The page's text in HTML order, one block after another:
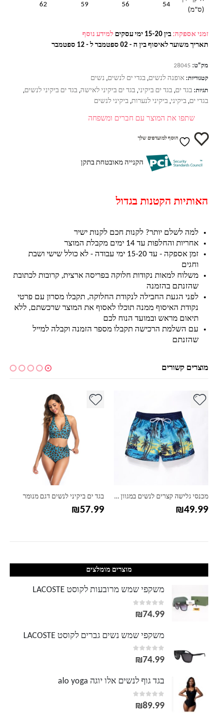
(ס"מ)
54
56
59
62
זמני אספקה: בין 15-20 ימי עסקים
למידע נוסף
תאריך משוער לאיסוף בין ה - 02 ספטמבר ל - 12 ספטמבר
מק"ט: 28045
קטגוריות: אופנה לנשים, בגדי ים לנשים, נשים
תגיות: בגד ים, בגד ים ביקיני, בגד ים ביקיני לאישה, בגד ים ביקיני לנשים,
בגדי ים, ביקיני, ביקיני לנערות, ביקיני לנשים
שתפו את המוצר עם חברים ומשפחה
הוסף למועדפים שלך
הקנייה מאובטחת בתקן
האותיות הקטנות בגדול
למה לשלם יותר? לקנות חכם לקנות ישיר
אחריות והחלפות עד 14 ימים מקבלת המוצר
זמן אספקה - עד 15-20 ימי עבודה - לא כולל שישי ושבת
וחגים
משלוח למאות נקודות חלוקה בפריסה ארצית, קרובות לכתובת
שהזנתם בהזמנה
לפני הגעת החבילה לנקודת החלוקה, תקבלו מסרון עם פרטי
נקודת האיסוף ממנה תוכלו לאסוף את המוצר שרכשתם, ללא
תיאום מראש ובמועד הנוח לכם
עם השלמת הרכישה תקבלו מספר הזמנה וקבלה למייל
שהזנתם
מוצרים קשורים
מכנסי גלישה קצרים לנשים במגוון הדפסים
₪49.99
בגד ים ביקיני לנשים דגם מנומר
₪57.99
מוצרים מומלצים
משקפי שמש מרובעות לקוסט LACOSTE
0
out of 5
₪74.99
משקפי שמש נשים גברים לקוסט LACOSTE
0
out of 5
₪74.99
בגד גוף לנשים אלו יוגה alo yoga
0
out of 5
₪89.99